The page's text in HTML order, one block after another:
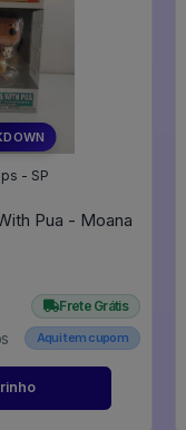
- SP
Pua - Moana
Frete Grátis
Aqui tem cupom